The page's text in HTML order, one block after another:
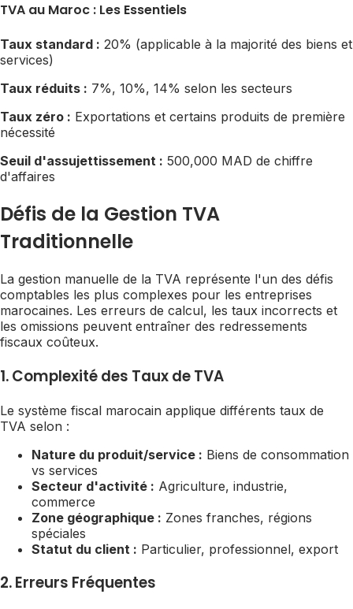
TVA au Maroc : Les Essentiels
Taux standard : 20% (applicable à la majorité des biens et
services)
Taux réduits : 7%, 10%, 14% selon les secteurs
Taux zéro : Exportations et certains produits de première
nécessité
Seuil d'assujettissement : 500,000 MAD de chiffre
d'affaires
Défis de la Gestion TVA
Traditionnelle
La gestion manuelle de la TVA représente l'un des défis
comptables les plus complexes pour les entreprises
marocaines. Les erreurs de calcul, les taux incorrects et
les omissions peuvent entraîner des redressements
fiscaux coûteux.
1. Complexité des Taux de TVA
Le système fiscal marocain applique différents taux de
TVA selon :
Nature du produit/service : Biens de consommation
vs services
Secteur d'activité : Agriculture, industrie,
commerce
Zone géographique : Zones franches, régions
spéciales
Statut du client : Particulier, professionnel, export
2. Erreurs Fréquentes